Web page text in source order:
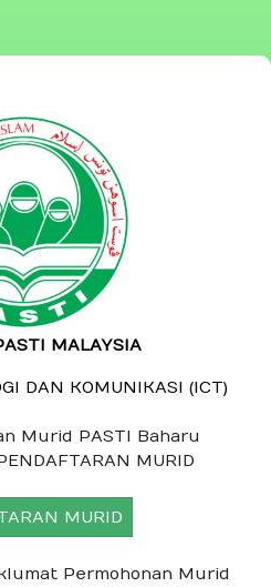
MALAYSIA
DAN KOMUNIKASI (ICT)
Murid PASTI Baharu
MURID
MURID
Permohonan Murid